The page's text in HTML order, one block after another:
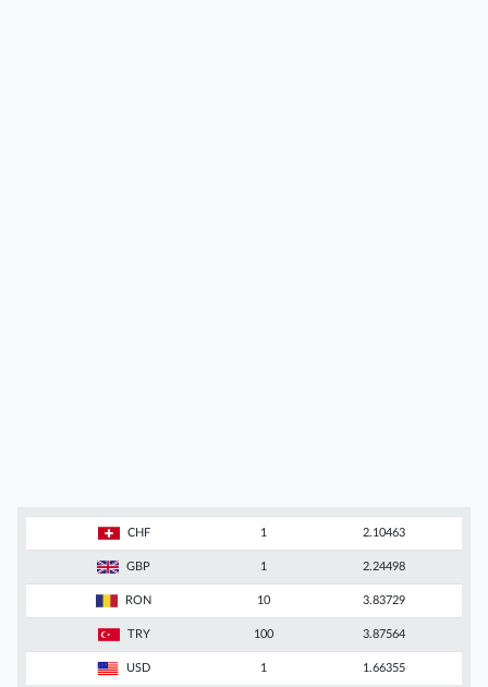
CHF 1 2.10463
GBP 1 2.24498
RON 10 3.83729
TRY 100 3.87564
USD 1 1.66355